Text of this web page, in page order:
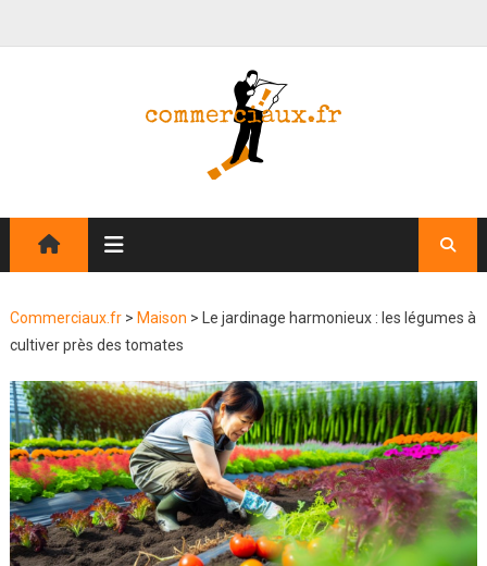
Commerciaux.fr> Maison >
Le jardinage harmonieux : les légumes à
cultiver près des tomates